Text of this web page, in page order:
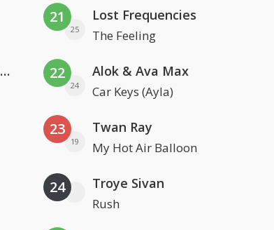
Nathan Dawe, Joel Corry & Ella Henderson
21
25
Lost Frequencies
The Feeling
22
24
Alok & Ava Max
Car Keys (Ayla)
23
19
Twan Ray
My Hot Air Balloon
24 Troye Sivan
Rush